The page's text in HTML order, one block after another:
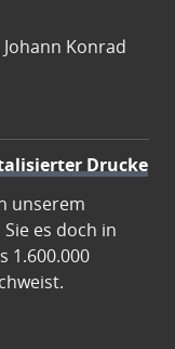
Konrad
Drucke
unserem
es doch in
1.600.000